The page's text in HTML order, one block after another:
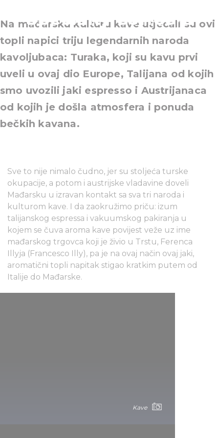
Specialty Coffee-a
Na mađarsku kulturu kave utjecali su ovi
topli napici triju legendarnih naroda
kavoljubaca: Turaka, koji su kavu prvi
uveli u ovaj dio Europe, Talijana od kojih
smo uvozili jaki espresso i Austrijanaca
od kojih je došla atmosfera i ponuda
bečkih kavana.
Sve to nije nimalo čudno, jer su stoljeća turske
okupacije, a potom i austrijske vladavine doveli
Mađarsku u izravan kontakt sa sva tri naroda i
kulturom kave. I da zaokružimo priču: izum
talijanskog espressa i vakuumskog pakiranja u
kojem se čuva aroma kave povijest veže uz ime
mađarskog trgovca koji je živio u Trstu, Ferenca
Illyja (Francesco Illy), pa je na ovaj način ovaj jaki,
aromatični topli napitak stigao kratkim putem od
Italije do Mađarske.
Kave